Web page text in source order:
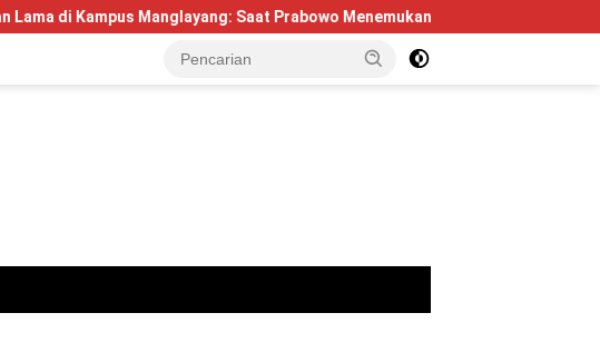
Manglayang: Saat Prabowo Menemukan Kembali Jejak Sejarah IPDN